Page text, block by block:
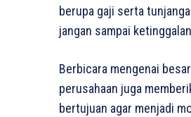
berupa gaji serta
jangan sampai
Berbicara mengenai
perusahaan juga
bertujuan agar menjadi